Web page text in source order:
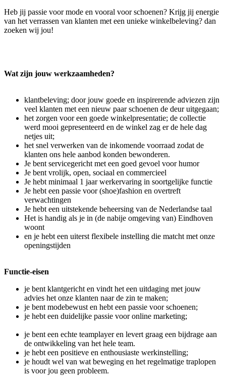
Heb jij passie voor mode en vooral voor schoenen? Krijg jij energie
van het verrassen van klanten met een unieke winkelbeleving? dan
zoeken wij jou!
Wat zijn jouw werkzaamheden?
klantbeleving; door jouw goede en inspirerende adviezen zijn
veel klanten met een nieuw paar schoenen de deur uitgegaan;
het zorgen voor een goede winkelpresentatie; de collectie
werd mooi gepresenteerd en de winkel zag er de hele dag
netjes uit;
het snel verwerken van de inkomende voorraad zodat de
klanten ons hele aanbod konden bewonderen.
Je bent servicegericht met een goed gevoel voor humor
Je bent vrolijk, open, sociaal en commercieel
Je hebt minimaal 1 jaar werkervaring in soortgelijke functie
Je hebt een passie voor (shoe)fashion en overtreft
verwachtingen
Je hebt een uitstekende beheersing van de Nederlandse taal
Het is handig als je in (de nabije omgeving van) Eindhoven
woont
en je hebt een uiterst flexibele instelling die matcht met onze
openingstijden
Functie-eisen
je bent klantgericht en vindt het een uitdaging met jouw
advies het onze klanten naar de zin te maken;
je bent modebewust en hebt een passie voor schoenen;
je hebt een duidelijke passie voor online marketing;
je bent een echte teamplayer en levert graag een bijdrage aan
de ontwikkeling van het hele team.
je hebt een positieve en enthousiaste werkinstelling;
je houdt wel van wat beweging en het regelmatige traplopen
is voor jou geen probleem.